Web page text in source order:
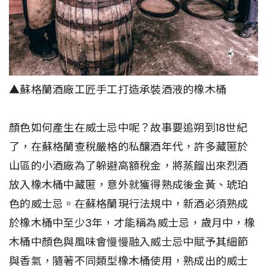
▲蘇格蘭酒廠工匠手工打造承裝酒液的橡木桶
顏色如何產生在威士忌中呢？故事要追朔到18世紀
了，在蘇格蘭查稅嚴格的私釀酒年代，許多藏匿於
山區的小酒廠為了躲避高額稅金，將蒸餾出來烈酒
放入橡木桶中藏匿，意外就獲得熟成後金黃、琥珀
色的威士忌。在蘇格蘭現行法規中，新酒必須熟成
於橡木桶中至少3年，才能稱為威士忌，歲月中，橡
木桶中顏色與風味會慢慢融入威士忌中賦予其細節
與香氣，隨著不同類型橡木桶使用，熟成出的威士